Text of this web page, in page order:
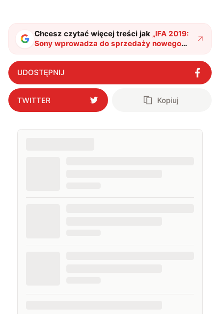
Chcesz czytać więcej treści jak „IFA 2019:
Sony wprowadza do sprzedaży nowego
Walkmana"?
UDOSTĘPNIJ
TWITTER Kopiuj